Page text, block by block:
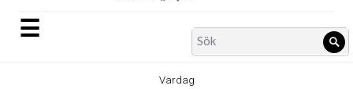
☰
Search
for:
Vardag